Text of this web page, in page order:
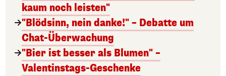
kaum noch leisten"
"Blödsinn, nein danke!" – Debatte um
Chat-Überwachung
"Bier ist besser als Blumen" –
Valentinstags-Geschenke